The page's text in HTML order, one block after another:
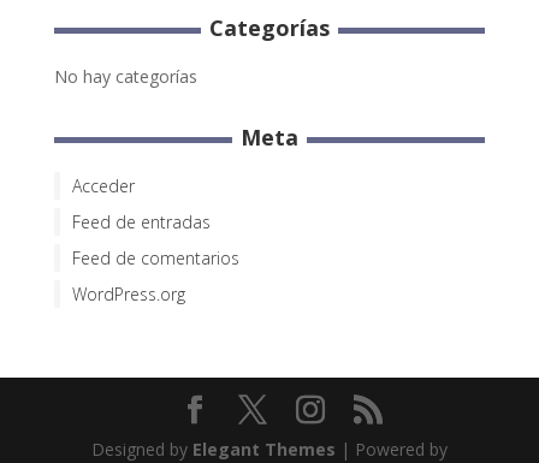
Categorías
No hay categorías
Meta
Acceder
Feed de entradas
Feed de comentarios
WordPress.org
Designed by Elegant Themes | Powered by